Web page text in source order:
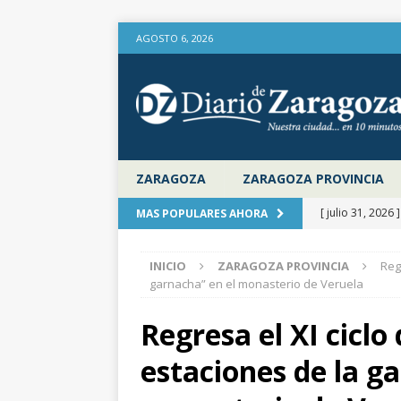
AGOSTO 6, 2026
ZARAGOZA ZARAGOZA PROVINCIA
MAS POPULARES AHORA [ julio 31, 2026 ]
aire libre en el
la Diputación
[ julio 31, 2026
actualiza al
INICIO ZARAGOZA PROVINCIA
garnacha” en el monasterio de Veruela
Regresa el XI
estaciones de la